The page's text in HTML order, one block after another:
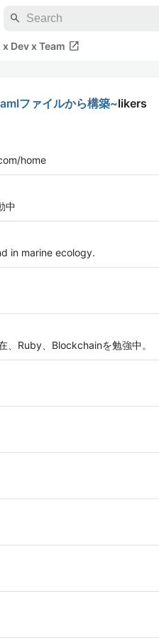
search
x Dev x Team open_in_new
ファイルから構築~likers
home
中
in marine ecology.
、Ruby、Blockchainを勉強中。